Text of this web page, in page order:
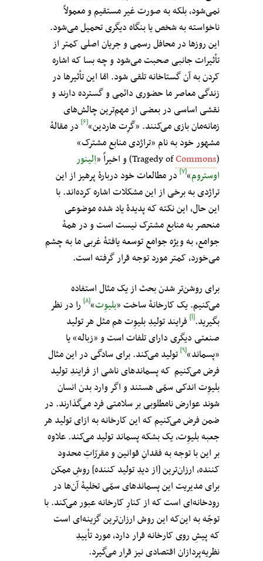
نمی‌شود، بلکه به صورت غیر مستقیم و معمولاً
ناخواسته به شخص یا بنگاه دیگری تحمیل می‌شود.
این روزها در محافل رسمی و جریان اصلی کمتر از
تأثیرات جانبی صحبت می‌شود و چه بسا که اشاره
کردن به آن گستاخانه تلقی شود. امّا این تأثیرها در
زندگی معاصر ما حضوری دائمی و گسترده دارند و
نقشی اساسی در بعضی از مهم‌ترین چالش‌های
زمانه‌مان بازی می‌کنند. «گَرِت هاردین»[۶] در مقالهٔ
مشهور خود به نام «تراژدی منابع مشترک»
(Tragedy of
Commons ) و اخیراً «اِلینور
اوستروم»[۷] در مطالعات خود دربارهٔ پرهیز از این
تراژدی به برخی از این مشکلات اشاره کرده‌اند. با
این حال، این نکته که پدیده‌ٔ یاد شده موضوعی
منحصر به منابع مشترک نیست است و در همهٔ
جوامع، به ویژه‌ جوامعِ توسعه یافتهٔ غربی ما به چشم
می‌خورد، کمتر مورد توجه قرار گرفته است.
برای روشن‌تر شدن بحث از یک مثال استفاده
می‌کنیم. یک کارخانهٔ ساخت «بلیوِت»[۸] را در نظر
بگیرید.[آ] فرایند تولیدِ بلیوِت هم مثل هر تولید
صنعتی دیگری دارای تلفات است و «زباله» یا
«پسماند»[۹] تولید می‌کند. برای سادگی در این مثال
فرض می‌کنیم که پسماندهای ناشی از فرایندِ تولید
بلیوِت اندکی سمّی هستند و اگر وارد بدن انسان
شوند عوارض نامطلوبی بر سلامتی فرد می‌گذارند. در
ضمن فرض می‌کنیم که این کارخانه به ازای تولید هر
جعبه بلیوِت، یک بشکه پسماند تولید می‌کند. علاوه
بر این با توجه به فقدانِ قوانین و مقررّاتِ محدود
کننده، ارزان‌ترین [از دیدِ تولید کننده] روشِ ممکن
برای مدیریت این پسماندهای سمّی تخلیهٔ آن‌ها در
رودخانه‌ای است که از کنارِ کارخانه عبور می‌کند. با
توجّه به این‌که این روش ارزان‌ترین گزینه‌ای است
که پیشِ روی کارخانه قرار دارد، مورد تأییدِ
نظریه‌پردازان اقتصادی نیز قرار می‌گیرد.